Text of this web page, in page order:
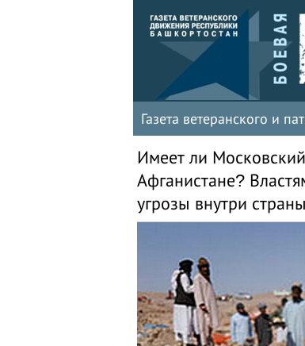
Газета ветеранского и
Имеет ли
Афганистане?
угрозы внутри